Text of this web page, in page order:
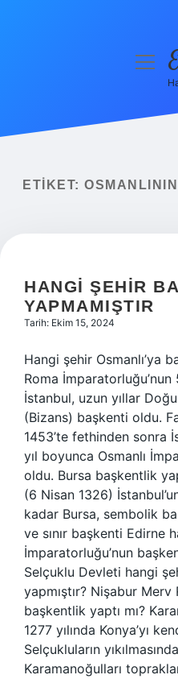
Yasal Uyarı
ETIKET:
HANGI ŞEHIR
YAPMAMIŞTIR
Tarih: Ekim 15, 2024
Hangi şehir Osmanlı’ya
Roma
İstanbul, uzun yıllar
(Bizans) başkenti oldu.
1453’te fethinden sonra
yıl boyunca Osmanlı
oldu. Bursa başkentlik
(6 Nisan 1326)
kadar Bursa, sembolik
ve sınır başkenti Edirne
İmparatorluğu’nun
Selçuklu Devleti hangi
yapmıştır? Nişabur Merv
başkentlik yaptı mı?
1277 yılında Konya’yı
Selçukluların
Karamanoğulları